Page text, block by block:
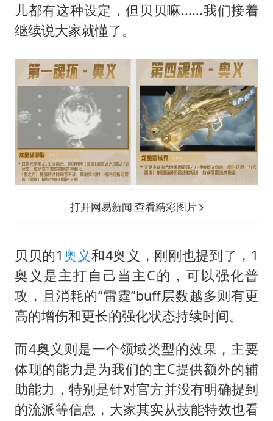
儿都有这种设定，但贝贝嘛......我们接着
继续说大家就懂了。
打开网易新闻 查看精彩图片
贝贝的1奥义和4奥义，刚刚也提到了，1
奥义是主打自己当主C的，可以强化普
攻，且消耗的“雷霆”buff层数越多则有更
高的增伤和更长的强化状态持续时间。
而4奥义则是一个领域类型的效果，主要
体现的能力是为我们的主C提供额外的辅
助能力，特别是针对官方并没有明确提到
的流派等信息，大家其实从技能特效也看